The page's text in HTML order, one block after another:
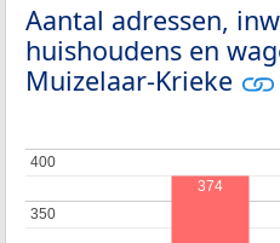
Aantal adressen,
huishoudens en
Muizelaar-Krieke
350
350
400
400
374